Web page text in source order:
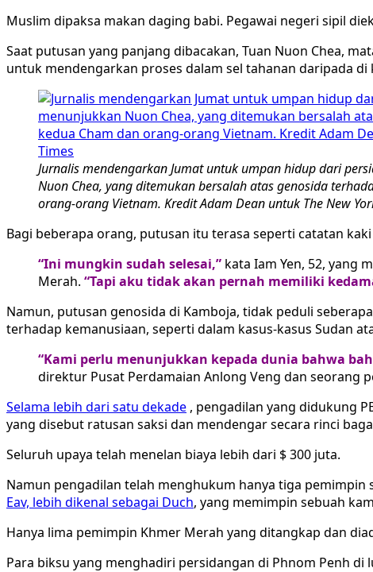
Muslim dipaksa makan daging babi. Pegawai negeri sipil
Saat putusan yang panjang dibacakan, Tuan Nuon Chea,
untuk mendengarkan proses dalam sel tahanan daripada
Jurnalis mendengarkan Jumat untuk umpan hidup dari
Nuon Chea, yang ditemukan bersalah atas genosida
orang-orang Vietnam. Kredit Adam Dean untuk The New
Bagi beberapa orang, putusan itu terasa seperti catatan
“Ini mungkin sudah selesai,” kata Iam Yen, 52, yang
Merah. “Tapi aku tidak akan pernah memiliki
Namun, putusan genosida di Kamboja, tidak peduli
terhadap kemanusiaan, seperti dalam kasus-kasus Sudan
“Kami perlu menunjukkan kepada dunia bahwa
direktur Pusat Perdamaian Anlong Veng dan seorang
Selama lebih dari satu dekade , pengadilan yang didukung
yang disebut ratusan saksi dan mendengar secara rinci
Seluruh upaya telah menelan biaya lebih dari $ 300 juta.
Namun pengadilan telah menghukum hanya tiga pemimpin
Eav, lebih dikenal sebagai Duch, yang memimpin sebuah
Hanya lima pemimpin Khmer Merah yang ditangkap dan
Para biksu yang menghadiri persidangan di Phnom Penh di